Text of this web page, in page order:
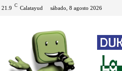
21.9 C Calatayud sábado, 8 agosto 2026